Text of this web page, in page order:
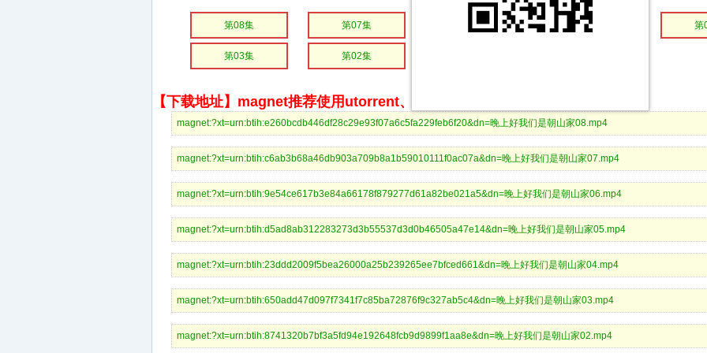
第08集 第07集 第06集 第05集 第
第03集 第02集
【下载地址】magnet推荐使用utorrent、BitComet等bt客户端下载
magnet:?xt=urn:btih:e260bcdb446df28c29e93f07a6c5fa229feb6f20&dn=晚上好我们是朝山家08.mp4
magnet:?xt=urn:btih:c6ab3b68a46db903a709b8a1b59010111f0ac07a&dn=晚上好我们是朝山家07.mp4
magnet:?xt=urn:btih:9e54ce617b3e84a66178f879277d61a82be021a5&dn=晚上好我们是朝山家06.mp4
magnet:?xt=urn:btih:d5ad8ab312283273d3b55537d3d0b46505a47e14&dn=晚上好我们是朝山家05.mp4
magnet:?xt=urn:btih:23ddd2009f5bea26000a25b239265ee7bfced661&dn=晚上好我们是朝山家04.mp4
magnet:?xt=urn:btih:650add47d097f7341f7c85ba72876f9c327ab5c4&dn=晚上好我们是朝山家03.mp4
magnet:?xt=urn:btih:8741320b7bf3a5fd94e192648fcb9d9899f1aa8e&dn=晚上好我们是朝山家02.mp4